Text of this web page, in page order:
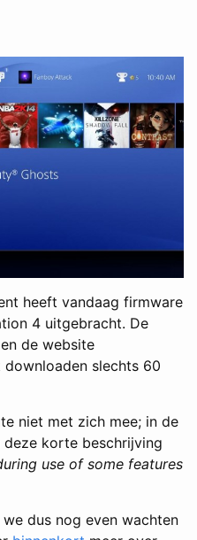
heeft vandaag firmware
4 uitgebracht. De
de website
downloaden slechts 60
niet met zich mee; in de
korte beschrijving
use of some features
dus nog even wachten